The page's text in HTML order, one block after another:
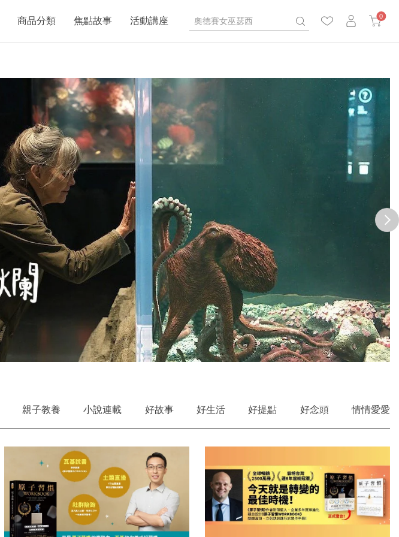
0
商品分類 焦點故事 活動講座
next
親子教養 小說連載 好故事 好生活 好提點 好念頭 情情愛愛